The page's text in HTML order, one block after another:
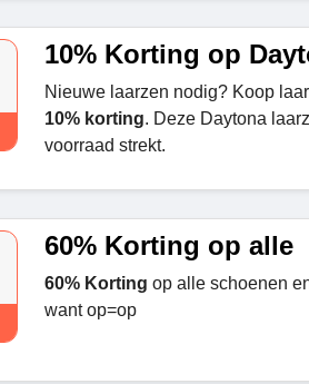
10% Korting op
Nieuwe laarzen nodig? Koop
10% korting. Deze Daytona
voorraad strekt.
60% Korting op alle
60% Korting op alle schoenen
want op=op